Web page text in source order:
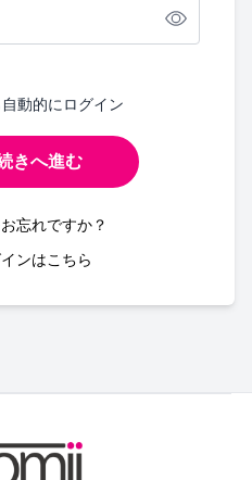
動的にログイン
きへ進む
忘れですか？
ンはこちら